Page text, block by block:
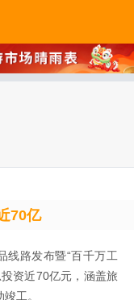
70亿
线路发布暨“百千万工
资近70亿元，涵盖旅
工。